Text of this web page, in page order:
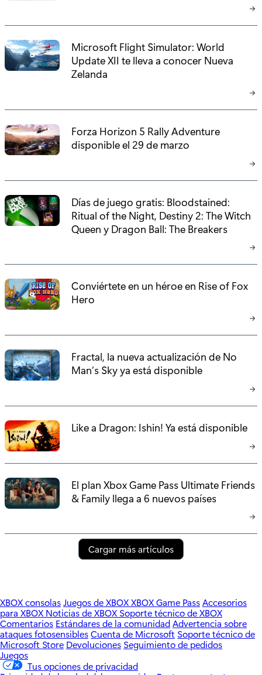
Microsoft Flight Simulator: World
Update XII te lleva a conocer Nueva
Zelanda
Forza Horizon 5 Rally Adventure
disponible el 29 de marzo
Días de juego gratis: Bloodstained:
Ritual of the Night, Destiny 2: The Witch
Queen y Dragon Ball: The Breakers
Conviértete en un héroe en Rise of Fox
Hero
Fractal, la nueva actualización de No
Man’s Sky ya está disponible
Like a Dragon: Ishin! Ya está disponible
El plan Xbox Game Pass Ultimate Friends
& Family llega a 6 nuevos países
Cargar más artículos
XBOX consolasJuegos de XBOXXBOX Game PassAccesorios
para XBOX Noticias de XBOX Soporte técnico de XBOX
Comentarios Estándares de la comunidadAdvertencia sobre
ataques fotosensiblesCuenta de Microsoft Soporte técnico de
Microsoft Store Devoluciones Seguimiento de pedidos
Juegos
Tus opciones de privacidad